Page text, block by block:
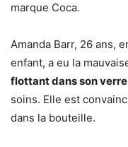
marque Coca.
Amanda Barr, 26 ans,
enfant, a eu la
flottant dans son verre
soins. Elle est
dans la bouteille.